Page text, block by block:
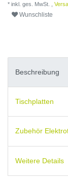
* inkl. ges. MwSt. ,
Wunschliste
Beschreibung
Tischplatten
Zubehör
Weitere Details